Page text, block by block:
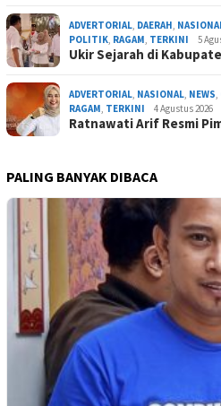
ADVERTORIAL, DAERAH,
POLITIK, RAGAM, TERKINI 5
Ukir Sejarah di
ADVERTORIAL, NASIONAL, NEWS,
RAGAM, TERKINI 4 Agustus 2026
Ratnawati Arif Resmi
PALING BANYAK DIBACA